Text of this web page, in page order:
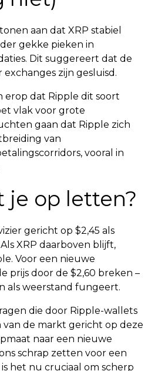
aan dat XRP stabiel
gekke pieken in
Dit suggereert dat de
zijn gesluisd.
erop dat Ripple dit soort
vlak voor grote
gaan dat Ripple zich
van
vooral in
je op letten?
gericht op $2,45 als
XRP daarboven blijft,
Voor een nieuwe
prijs door de $2,60 breken –
als weerstand fungeert.
die door Ripple-wallets
van de markt gericht op deze
naar een nieuwe
schrap zetten voor een
het nu cruciaal om scherp